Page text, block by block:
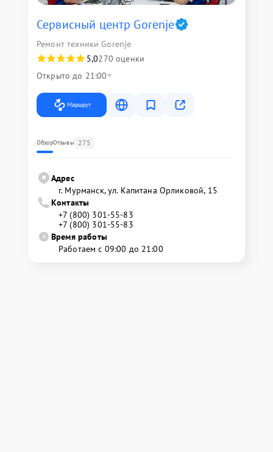
Сервисный центр Gorenje
Ремонт техники Gorenje
5,0270 оценки
Открыто до 21:00
Маршрут
ОбзорОтзывы 275
Адрес
г. Мурманск, ул. Капитана Орликовой, 15
Контакты
+7 (800) 301-55-83
+7 (800) 301-55-83
Время работы
Работаем с 09:00 до 21:00